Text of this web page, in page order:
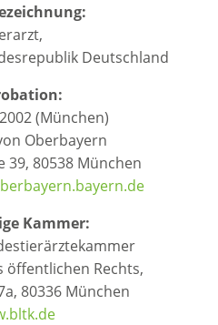
Deutschland
(München)
Oberbayern
39, 80538 München
Kammer:
öffentlichen Rechts,
80336 München